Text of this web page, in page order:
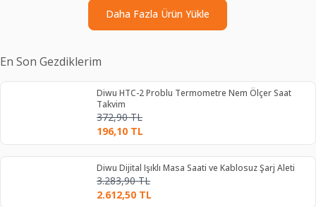
Daha Fazla Ürün Yükle
En Son Gezdiklerim
Diwu HTC-2 Problu Termometre Nem Ölçer Saat
Takvim
372,90TL
196,10 TL
Diwu Dijital Işıklı Masa Saati ve Kablosuz Şarj Aleti
3.283,90TL
2.612,50 TL